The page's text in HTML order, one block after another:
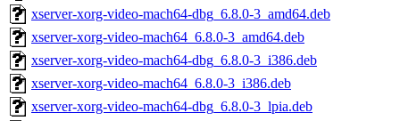
xserver-xorg-video-mach64-dbg_6.8.0-3_amd64.deb
xserver-xorg-video-mach64_6.8.0-3_amd64.deb
xserver-xorg-video-mach64-dbg_6.8.0-3_i386.deb
xserver-xorg-video-mach64_6.8.0-3_i386.deb
xserver-xorg-video-mach64-dbg_6.8.0-3_lpia.deb